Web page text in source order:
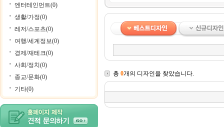
엔터테인먼트(0)
생활/가정(0)
레저/스포츠(0)
여행/세계정보(0)
경제/재테크(0)
사회/정치(0)
종교/문화(0)
기타(0)
총 0개의 디자인을 찾았습니다.